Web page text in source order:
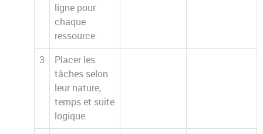
ligne pour
chaque
ressource.
3
Placer les
tâches selon
leur nature,
temps et suite
logique.